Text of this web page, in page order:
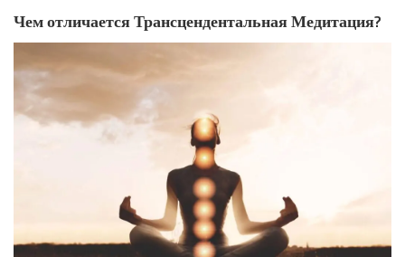
Чем отличается Трансцендентальная Медитация?